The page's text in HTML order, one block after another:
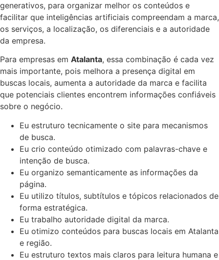
generativos, para organizar melhor os conteúdos e
facilitar que inteligências artificiais compreendam a marca,
os serviços, a localização, os diferenciais e a autoridade
da empresa.
Para empresas em Atalanta, essa combinação é cada vez
mais importante, pois melhora a presença digital em
buscas locais, aumenta a autoridade da marca e facilita
que potenciais clientes encontrem informações confiáveis
sobre o negócio.
Eu estruturo tecnicamente o site para mecanismos
de busca.
Eu crio conteúdo otimizado com palavras-chave e
intenção de busca.
Eu organizo semanticamente as informações da
página.
Eu utilizo títulos, subtítulos e tópicos relacionados de
forma estratégica.
Eu trabalho autoridade digital da marca.
Eu otimizo conteúdos para buscas locais em Atalanta
e região.
Eu estruturo textos mais claros para leitura humana e